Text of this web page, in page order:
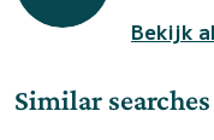
Bekijk
Similar searches